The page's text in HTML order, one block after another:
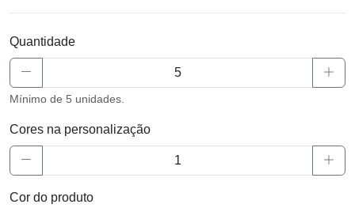
Quantidade
Mínimo de 5 unidades.
Cores na personalização
Cor do produto